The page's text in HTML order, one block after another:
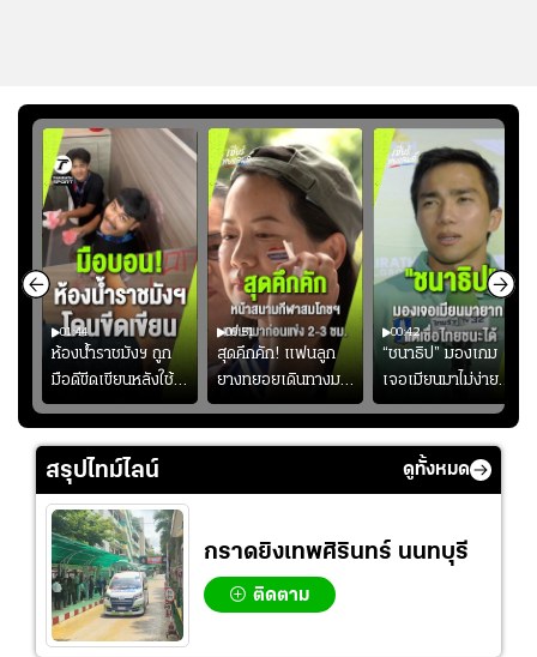
01:44
ห้องน้ำราชมังฯ ถูก
มือดีขีดเขียนหลังใช้
งานเพียงนัดเดียว
สมาคมฟุตบอลฯ
วอนแฟนบอลร่วมกัน
ดูแล
00:51
สุดคึกคัก! แฟนลูก
ยางทยอยเดินทางมา
หน้าสนามกีฬา
สมโภชฯ กันอย่าง
00:42
“ชนาธิป” มองเกม
เจอเมียนมาไม่ง่าย
ยอมรับเป็นงานยาก
สำหรับทีมชาติไทย
แต่เชื่อมั่นศักยภาพ
สรุปไทม์ไลน์ ดูทั้งหมด
กราดยิงเทพศิรินทร์ นนทบุรี
ติดตาม